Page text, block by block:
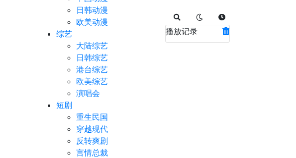
日韩动漫
欧美动漫
综艺
大陆综艺
日韩综艺
港台综艺
欧美综艺
演唱会
短剧
重生民国
穿越现代
反转爽剧
言情总裁
播放记录